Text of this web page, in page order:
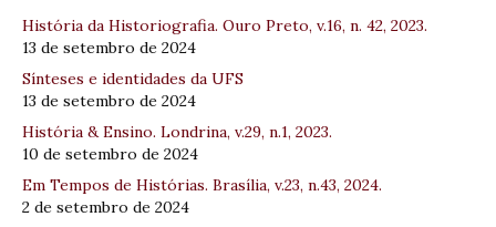
História da Historiografia. Ouro Preto, v.16, n. 42, 2023.
13 de setembro de 2024
Sínteses e identidades da UFS
13 de setembro de 2024
História & Ensino. Londrina, v.29, n.1, 2023.
10 de setembro de 2024
Em Tempos de Histórias. Brasília, v.23, n.43, 2024.
2 de setembro de 2024